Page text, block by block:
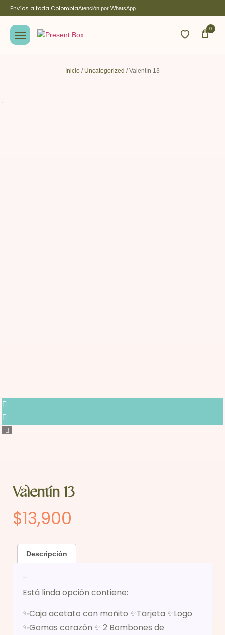
Envíos a toda ColombiaAtención por WhatsApp
0
Inicio / Uncategorized / Valentín 13
Valentín 13
$13,900
Descripción
Está linda opción contiene:
✨Caja acetato con moñito ✨Tarjeta ✨Logo
✨Gomas corazón ✨ 2 Bombones de